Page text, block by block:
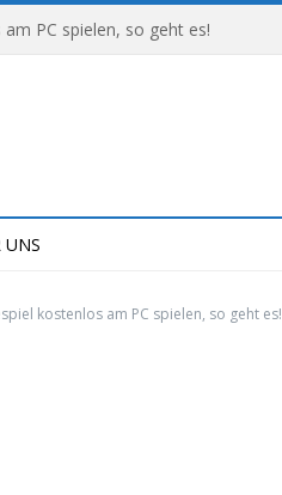
PC spielen, so geht es!
UNS
kostenlos am PC spielen, so geht es!